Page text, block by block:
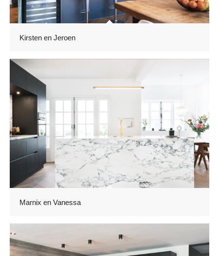
Kirsten en Jeroen
Marnix en Vanessa